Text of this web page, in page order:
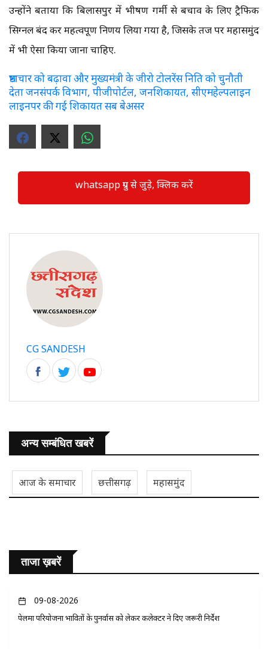
उन्होंने बताया कि बिलासपुर में भीषण गर्मी से बचाव के लिए ट्रैफिक
सिग्नल बंद कर महत्वपूर्ण निर्णय लिया गया है, जिसके तर्ज पर महासमुंद
में भी ऐसा किया जाना चाहिए.
भ्रष्टाचार को बढ़ावा और मुख्यमंत्री के जीरो टोलरेंस निति को चुनौती
देता जनसंपर्क विभाग, पीजीपोर्टल, जनशिकायत, सीएमहेल्पलाइन
लाइनपर की गई शिकायत सब बेअसर
whatsapp ग्रुप से जुड़े, क्लिक करें
CG SANDESH
अन्य सम्बंधित खबरें
आज के समाचार छत्तीसगढ़ महासमुंद
ताजा ख़बरें
09-08-2026
पेलमा परियोजना प्रभावितों के पुनर्वास को लेकर कलेक्टर ने दिए जरूरी निर्देश